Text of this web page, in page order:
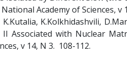
Academy of Sciences, v
K.Kolkhidashvili,
II Associated with Nuclear
v 14, N 3. 108-112.